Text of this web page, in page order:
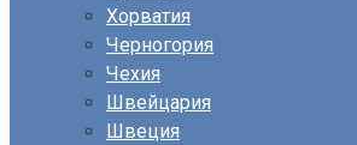
Хорватия
Черногория
Чехия
Швейцария
Швеция